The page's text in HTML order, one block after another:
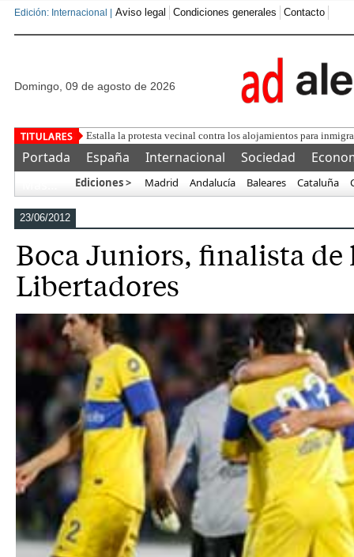
Edición: Internacional | Aviso legal Condiciones generales Contacto
domingo, 09 de agosto de 2026
Ceut
Portada España Internacional Sociedad
Ediciones > Madrid Andalucía Baleares Cataluña
23/06/2012
Boca Juniors, finalista de
Libertadores